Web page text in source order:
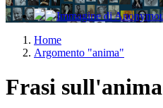
Home
Argomento "anima"
Frasi sull'anima